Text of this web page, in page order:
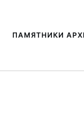
ПАМЯТНИКИ